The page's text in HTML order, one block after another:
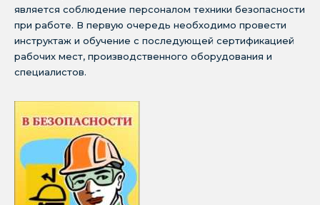
является соблюдение персоналом техники безопасности
при работе. В первую очередь необходимо провести
инструктаж и обучение с последующей сертификацией
рабочих мест, производственного оборудования и
специалистов.